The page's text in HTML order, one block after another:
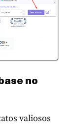
no
valiosos